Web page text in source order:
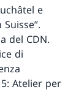
e
del CDN.
di
Atelier per